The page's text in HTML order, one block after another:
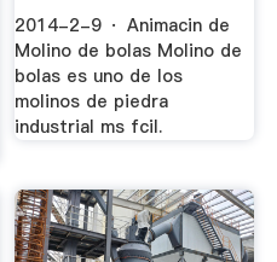
2014-2-9 · Animacin de
Molino de bolas Molino de
bolas es uno de los
molinos de piedra
industrial ms fcil.